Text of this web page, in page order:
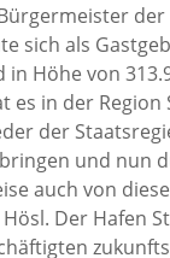
der
sich als
in Höhe von
es in der
der
und nun
auch von
Der Hafen